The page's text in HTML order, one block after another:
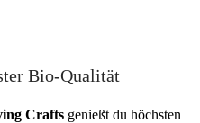
Bio-Qualität
Crafts genießt du höchsten